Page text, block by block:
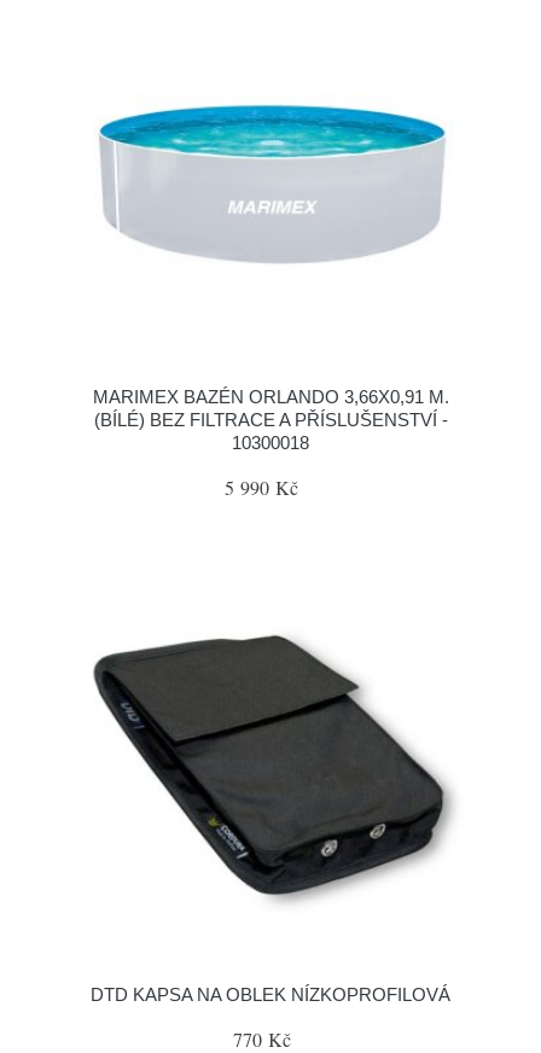
MARIMEX BAZÉN ORLANDO 3,66X0,91 M.
(BÍLÉ) BEZ FILTRACE A PŘÍSLUŠENSTVÍ -
10300018
5 990 Kč
DTD KAPSA NA OBLEK NÍZKOPROFILOVÁ
770 Kč